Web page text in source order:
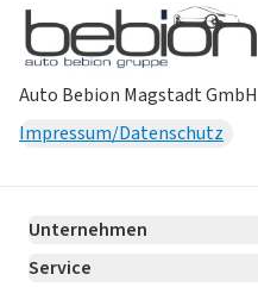
Auto Bebion Magstadt GmbH
Impressum/Datenschutz
Unternehmen
Über LeasingMarkt.de
Service